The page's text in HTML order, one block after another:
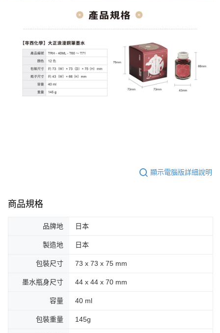
顯示電腦版詳細說明
商品規格
品牌地 日本
製造地 日本
包裝尺寸 73 x 73 x 75 mm
墨水瓶身尺寸 44 x 44 x 70 mm
容量 40 ml
包裝重量 145g